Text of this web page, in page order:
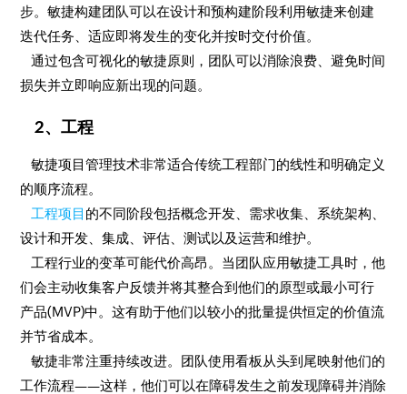
步。敏捷构建团队可以在设计和预构建阶段利用敏捷来创建
迭代任务、适应即将发生的变化并按时交付价值。
通过包含可视化的敏捷原则，团队可以消除浪费、避免时间
损失并立即响应新出现的问题。
2、工程
敏捷项目管理技术非常适合传统工程部门的线性和明确定义
的顺序流程。
工程项目 的不同阶段包括概念开发、需求收集、系统架构、
设计和开发、集成、评估、测试以及运营和维护。
工程行业的变革可能代价高昂。当团队应用敏捷工具时，他
们会主动收集客户反馈并将其整合到他们的原型或最小可行
产品(MVP)中。这有助于他们以较小的批量提供恒定的价值流
并节省成本。
敏捷非常注重持续改进。团队使用看板从头到尾映射他们的
工作流程——这样，他们可以在障碍发生之前发现障碍并消除